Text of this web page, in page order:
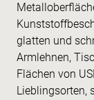
glatten und
Armlehnen,
Flächen von
Lieblingsorten,